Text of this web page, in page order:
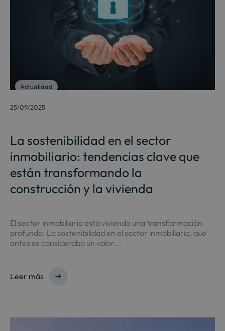
Actualidad
25/09/2025
La sostenibilidad en el sector
inmobiliario: tendencias clave que
están transformando la
construcción y la vivienda
El sector inmobiliario está viviendo una transformación
profunda. La sostenibilidad en el sector inmobiliario, que
antes se consideraba un valor...
Leer más